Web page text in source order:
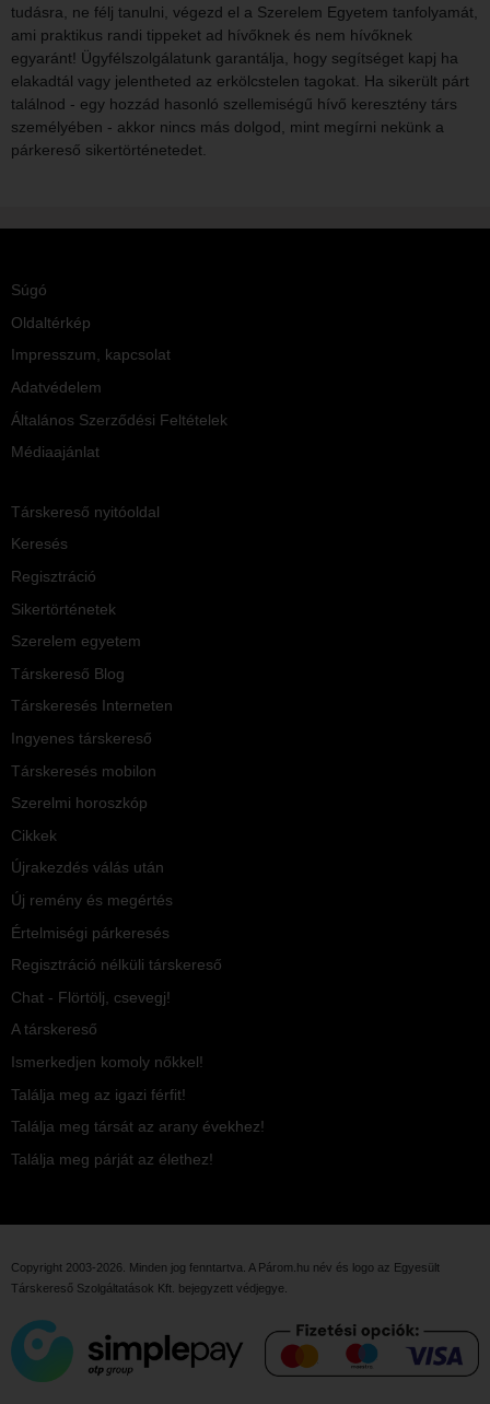
tudásra, ne félj tanulni, végezd el a Szerelem Egyetem tanfolyamát,
ami praktikus randi tippeket ad hívőknek és nem hívőknek
egyaránt! Ügyfélszolgálatunk garantálja, hogy segítséget kapj ha
elakadtál vagy jelentheted az erkölcstelen tagokat. Ha sikerült párt
találnod - egy hozzád hasonló szellemiségű hívő keresztény társ
személyében - akkor nincs más dolgod, mint megírni nekünk a
párkereső sikertörténetedet.
Súgó
Oldaltérkép
Impresszum, kapcsolat
Adatvédelem
Általános Szerződési Feltételek
Médiaajánlat
Társkereső nyitóoldal
Keresés
Regisztráció
Sikertörténetek
Szerelem egyetem
Társkereső Blog
Társkeresés Interneten
Ingyenes társkereső
Társkeresés mobilon
Szerelmi horoszkóp
Cikkek
Újrakezdés válás után
Új remény és megértés
Értelmiségi párkeresés
Regisztráció nélküli társkereső
Chat - Flörtölj, csevegj!
A társkereső
Ismerkedjen komoly nőkkel!
Találja meg az igazi férfit!
Találja meg társát az arany évekhez!
Találja meg párját az élethez!
Copyright 2003-2026. Minden jog fenntartva. A Párom.hu név és logo az Egyesült
Társkereső Szolgáltatások Kft. bejegyzett védjegye.